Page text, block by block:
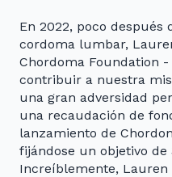
En 2022, poco
cordoma lumbar,
Chordoma Foundation
contribuir a nuestra
una gran adversidad
una recaudación de
lanzamiento de
fijándose un objetivo de
Increíblemente, Lauren